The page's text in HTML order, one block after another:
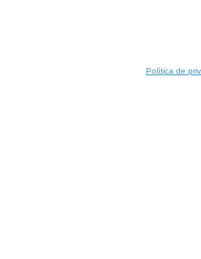
Política de